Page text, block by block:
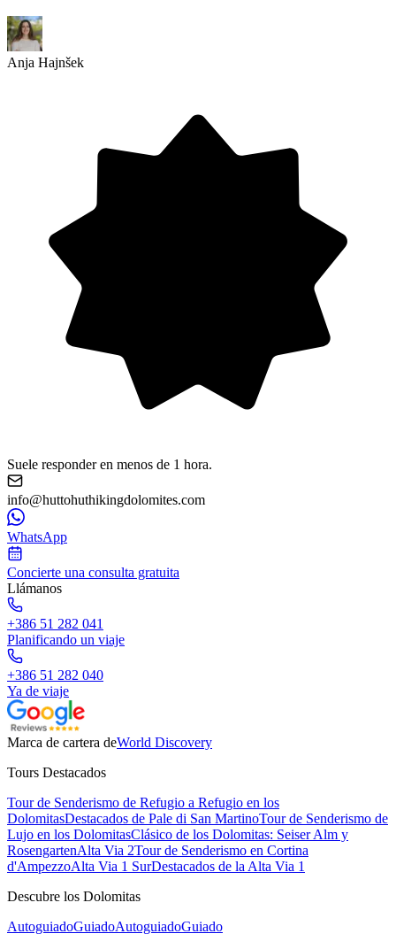
Anja Hajnšek
Suele responder en menos de 1 hora.
info@huttohuthikingdolomites.com
WhatsApp
Concierte una consulta gratuita
Llámanos
+386 51 282 041
Planificando un viaje
+386 51 282 040
Ya de viaje
Marca de cartera deWorld Discovery
Tours Destacados
Tour de Senderismo de Refugio a Refugio en los
DolomitasDestacados de Pale di San MartinoTour de Senderismo de
Lujo en los DolomitasClásico de los Dolomitas: Seiser Alm y
RosengartenAlta Via 2Tour de Senderismo en Cortina
d'AmpezzoAlta Via 1 SurDestacados de la Alta Via 1
Descubre los Dolomitas
AutoguiadoGuiadoAutoguiadoGuiado